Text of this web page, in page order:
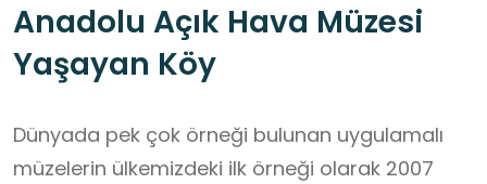
Anadolu Açık Hava Müzesi
Yaşayan Köy
Dünyada pek çok örneği bulunan uygulamalı
müzelerin ülkemizdeki ilk örneği olarak 2007